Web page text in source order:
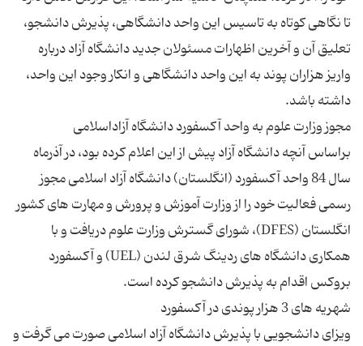
تا نگاهی کوتاه به تاسیس این واحد دانشگاهی، پذیرش دانشجو،
تعلیق آن و آخرین اظهارات مسئولان جدید دانشگاه آزاد درباره
واریز هزاران پوند به این واحد دانشگاهی و انکار وجود این واحد،
براساس آنچه دانشگاه آزاد پیش از این اعلام کرده بود،‌ در آذرماه
سال 84 واحد آکسفورد (انگلستان) دانشگاه آزاد اسلامی مجوز
رسمی فعالیت خود را از وزارت آموزش و پرورش و مهارت های کشور
انگلستان (DFES)، شورای گسترش وزارت علوم دریافت و با
همکاری دانشگاه های ردینگ شرق لندن (UEL) و آکسفورد
ویزای دانشجویی با پذیرش دانشگاه آزاد اسلامی صورت می گرفت و